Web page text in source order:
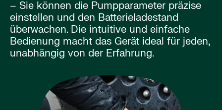
– Sie können die Pumpparameter präzise
einstellen und den Batterieladestand
überwachen. Die intuitive und einfache
Bedienung macht das Gerät ideal für jeden,
unabhängig von der Erfahrung.